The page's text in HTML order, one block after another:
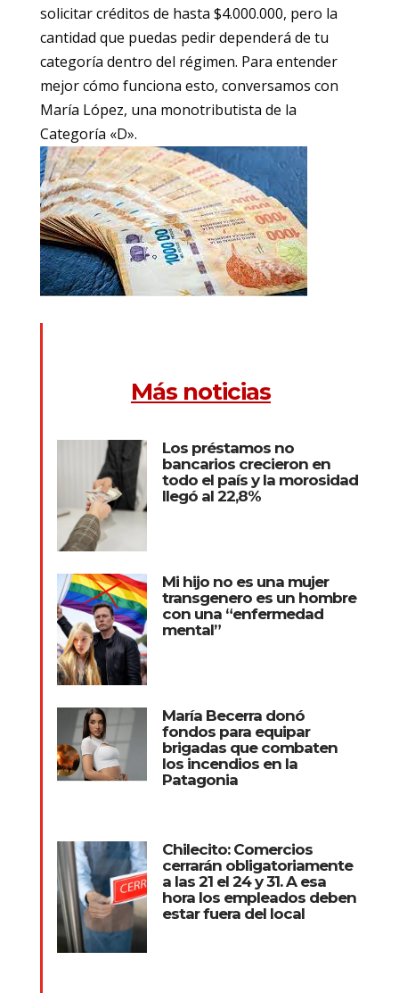
solicitar créditos de hasta $4.000.000, pero la
cantidad que puedas pedir dependerá de tu
categoría dentro del régimen. Para entender
mejor cómo funciona esto, conversamos con
María López, una monotributista de la
Categoría «D».
Más noticias
Los préstamos no
bancarios crecieron en
todo el país y la morosidad
llegó al 22,8%
Mi hijo no es una mujer
transgenero es un hombre
con una “enfermedad
mental”
María Becerra donó
fondos para equipar
brigadas que combaten
los incendios en la
Patagonia
Chilecito: Comercios
cerrarán obligatoriamente
a las 21 el 24 y 31. A esa
hora los empleados deben
estar fuera del local